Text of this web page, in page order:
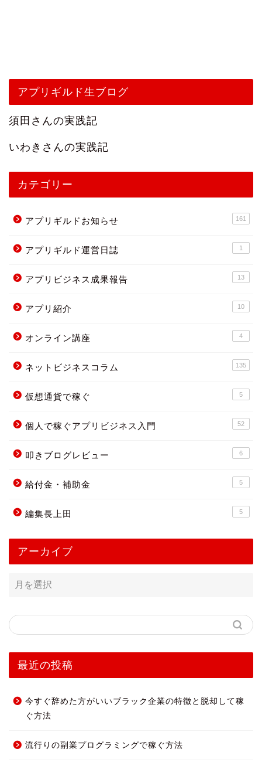
アプリギルド生ブログ
須田さんの実践記
いわきさんの実践記
カテゴリー
アプリギルドお知らせ 161
アプリギルド運営日誌 1
アプリビジネス成果報告 13
アプリ紹介 10
オンライン講座 4
ネットビジネスコラム 135
仮想通貨で稼ぐ 5
個人で稼ぐアプリビジネス入門 52
叩きブログレビュー 6
給付金・補助金 5
編集長上田 5
アーカイブ
最近の投稿
今すぐ辞めた方がいいブラック企業の特徴と脱却して稼
ぐ方法
流行りの副業プログラミングで稼ぐ方法